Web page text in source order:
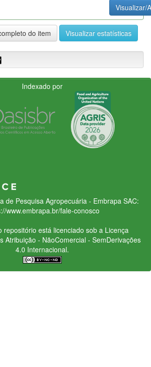
Visualizar/
do item Visualizar estatísticas
Indexado por
de Pesquisa Agropecuária - Embrapa SAC:
www.embrapa.br/fale-conosco
repositório está licenciado sob a Licença
Atribuição - NãoComercial - SemDerivações
4.0 Internacional.